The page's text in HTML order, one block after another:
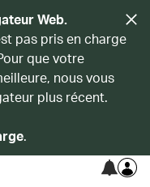
Web.
pas pris en charge
que votre
nous vous
plus récent.
.